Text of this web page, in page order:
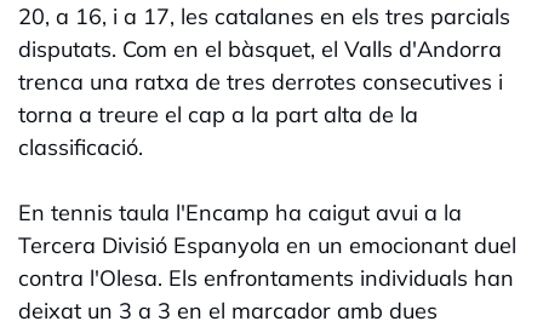
20, a 16, i a 17, les catalanes en els tres parcials
disputats. Com en el bàsquet, el Valls d'Andorra
trenca una ratxa de tres derrotes consecutives i
torna a treure el cap a la part alta de la
classificació.
En tennis taula l'Encamp ha caigut avui a la
Tercera Divisió Espanyola en un emocionant duel
contra l'Olesa. Els enfrontaments individuals han
deixat un 3 a 3 en el marcador amb dues